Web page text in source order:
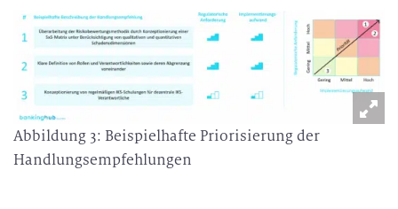
Abbildung 3: Beispielhafte Priorisierung der
Handlungsempfehlungen